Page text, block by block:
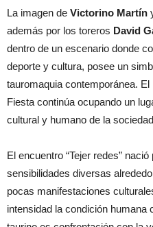
La imagen de Victorino Martín
además por los toreros David
dentro de un escenario donde
deporte y cultura, posee un
tauromaquia contemporánea.
Fiesta continúa ocupando un
cultural y humano de la
El encuentro “Tejer redes”
sensibilidades diversas
pocas manifestaciones
intensidad la condición humana